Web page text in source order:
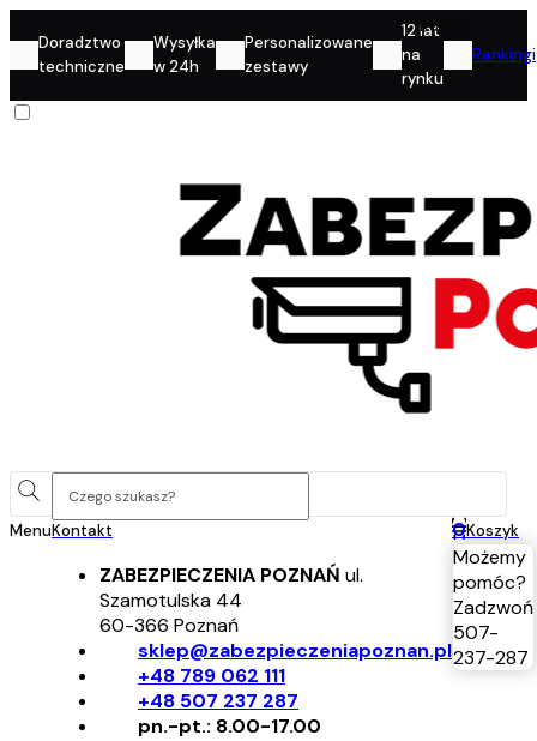
Doradztwo
techniczne
Wysyłka
w 24h
Personalizowane
zestawy
12 lat
na
rynku
Rankingi
MenuKontakt
ZABEZPIECZENIA POZNAŃ ul.
Szamotulska 44
60-366 Poznań
sklep@zabezpieczeniapoznan.pl
+48 789 062 111
+48 507 237 287
pn.-pt.: 8.00-17.00
Konto
0Koszyk
Możemy
pomóc?
Zadzwoń
507-
237-287